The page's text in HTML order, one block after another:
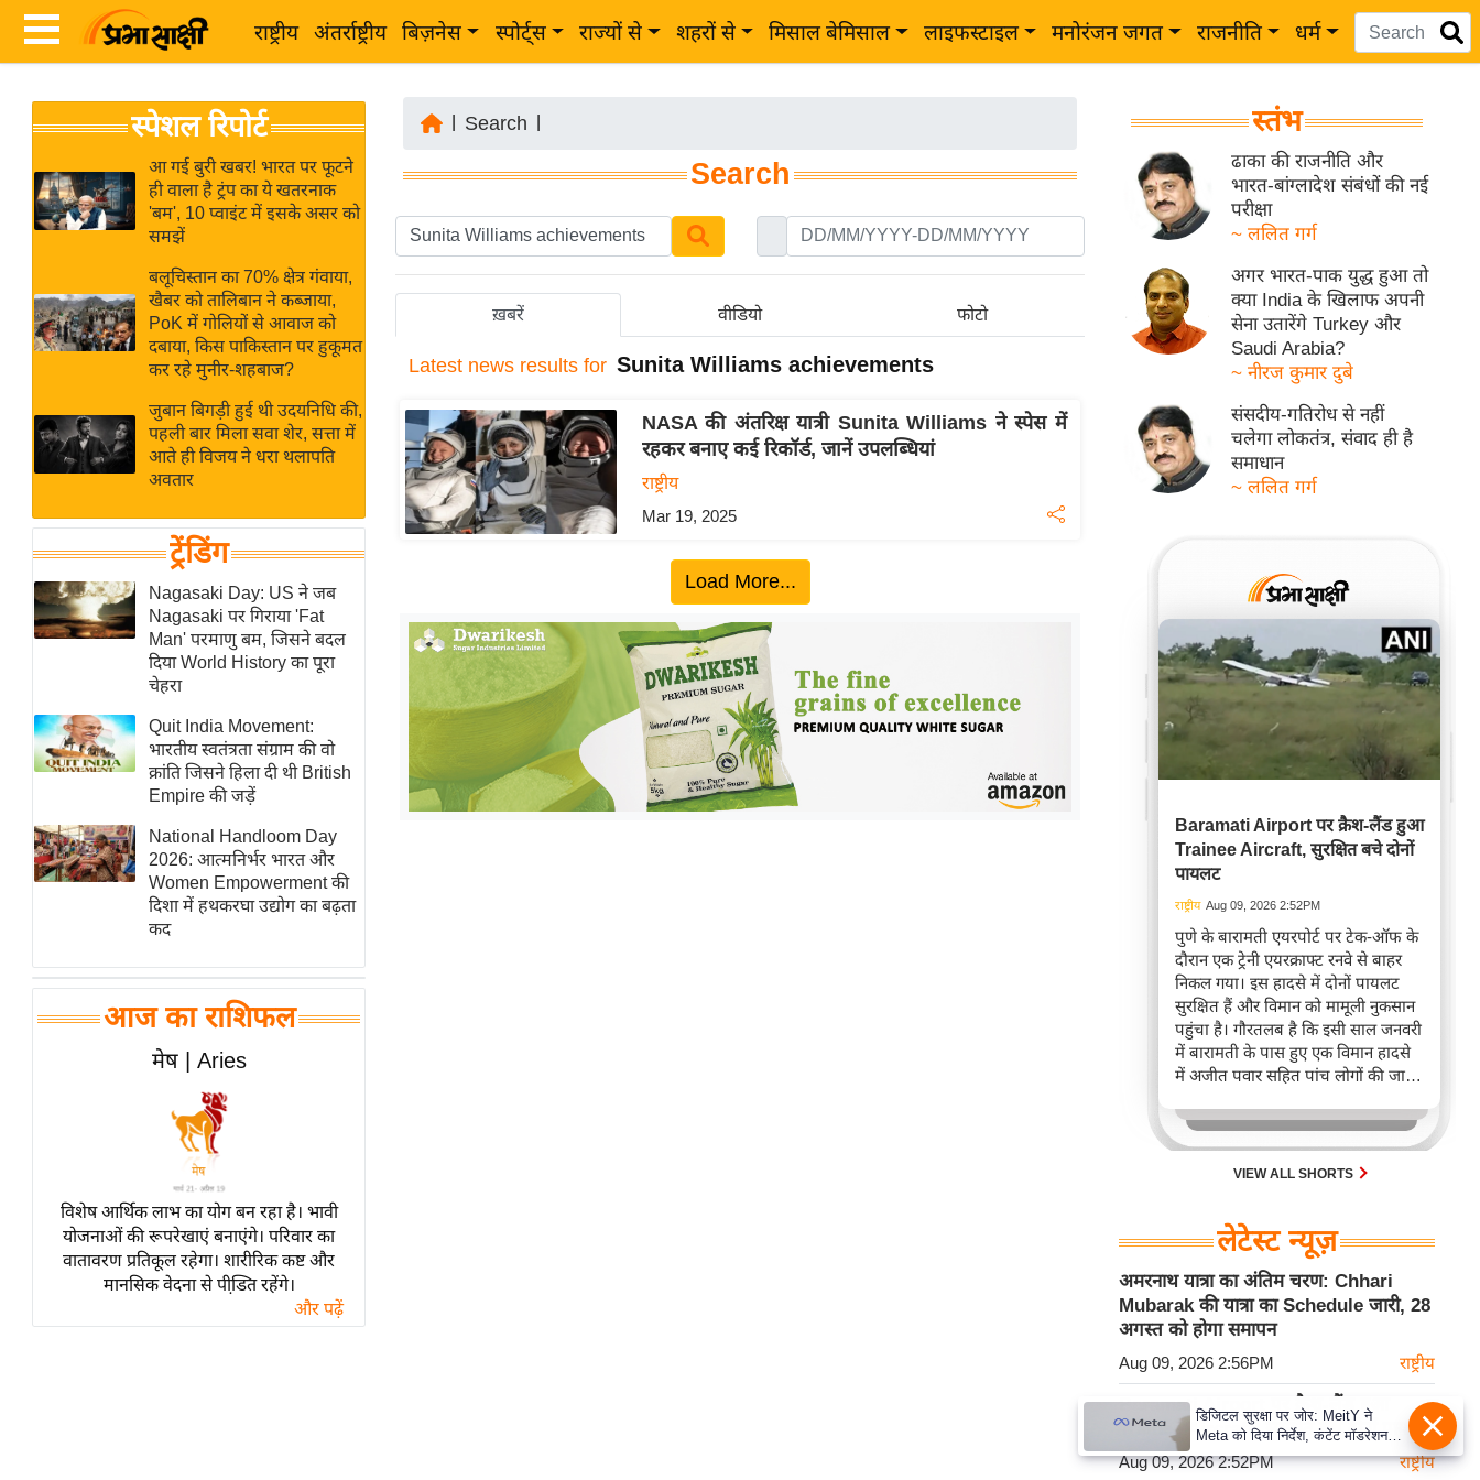
राष्ट्रीय अंतर्राष्ट्रीय बिज़नेस स्पोर्ट्स राज्यों से शहरों से मिसाल बेमिसाल लाइफस्टाइल मनोरंजन जगत राजनीति धर्म
News
Hindi
Live
News in
Hindi
News
Hindi
Videos
ख
ब
र
अंतर्राष्ट्रीय
बिज़नेस
विशेषज्ञ
राय
खेल
क्रिकेट
IPL
2026
मिसाल बेमिसाल
शख्सियत
यंग इंडिया
साहित्य जगत
ऑटो वर्ल्ड
न्यूज ब्रीफ
मनोरंजन जगत
बॉलीवुड
हॉलीवुड
Breaking
लाइफस्टाइल
ब्यूटी/फैशन
घरेलू नुस्खे
पर्यटन स्थल
स्पेशल रिपोर्ट
आ गई बुरी खबर! भारत पर फूटने
ही वाला है ट्रंप का ये खतरनाक
'बम', 10 प्वाइंट में इसके असर को
समझें
बलूचिस्तान का 70% क्षेत्र गंवाया,
खैबर को तालिबान ने कब्जाया,
PoK में गोलियों से आवाज को
दबाया, किस पाकिस्तान पर हुकूमत
कर रहे मुनीर-शहबाज?
जुबान बिगड़ी हुई थी उदयनिधि की,
पहली बार मिला सवा शेर, सत्ता में
आते ही विजय ने धरा थलापति
अवतार
ट्रेंडिंग
Nagasaki Day: US ने जब
Nagasaki पर गिराया 'Fat
Man' परमाणु बम, जिसने बदल
दिया World History का पूरा
चेहरा
Quit India Movement:
भारतीय स्वतंत्रता संग्राम की वो
क्रांति जिसने हिला दी थी British
Empire की जड़ें
National Handloom Day
2026: आत्मनिर्भर भारत और
Women Empowerment की
दिशा में हथकरघा उद्योग का बढ़ता
कद
आज का राशिफल
मेष | Aries
विशेष आर्थिक लाभ का योग बन रहा है। भावी
योजनाओं की रूपरेखाएं बनाएंगे। परिवार का
वातावरण प्रतिकूल रहेगा। शारीरिक कष्ट और
मानसिक वेदना से पीडि़त रहेंगे।
और पढ़ें
Search
Search
ख़बरें वीडियो फोटो
Latest news results for Sunita Williams achievements
NASA की अंतरिक्ष यात्री Sunita Williams ने स्पेस में
रहकर बनाए कई रिकॉर्ड, जानें उपलब्धियां
राष्ट्रीय
Mar 19, 2025
Load More...
स्तंभ
ढाका की राजनीति और
भारत-बांग्लादेश संबंधों की नई
परीक्षा
~ ललित गर्ग
अगर भारत-पाक युद्ध हुआ तो
क्या India के खिलाफ अपनी
सेना उतारेंगे Turkey और
Saudi Arabia?
~ नीरज कुमार दुबे
संसदीय-गतिरोध से नहीं
चलेगा लोकतंत्र, संवाद ही है
समाधान
~ ललित गर्ग
Baramati Airport पर क्रैश-लैंड हुआ
Trainee Aircraft, सुरक्षित बचे दोनों
पायलट
राष्ट्रीय Aug 09, 2026 2:52PM
पुणे के बारामती एयरपोर्ट पर टेक-ऑफ के
दौरान एक ट्रेनी एयरक्राफ्ट रनवे से बाहर
निकल गया। इस हादसे में दोनों पायलट
सुरक्षित हैं और विमान को मामूली नुकसान
पहुंचा है। गौरतलब है कि इसी साल जनवरी
में बारामती के पास हुए एक विमान हादसे
में अजीत पवार सहित पांच लोगों की जान
VIEW ALL SHORTS
लेटेस्ट न्यूज़
अमरनाथ यात्रा का अंतिम चरण: Chhari
Mubarak की यात्रा का Schedule जारी, 28
अगस्त को होगा समापन
Aug 09, 2026 2:56PM राष्ट्रीय
Baramati Airport पर क्रैश-लैंड हुआ
Trainee Aircraft, सुरक्षित बचे दोनों पायलट
Aug 09, 2026 2:52PM राष्ट्रीय
डिजिटल सुरक्षा पर जोर: MeitY ने
Meta को दिया निर्देश, कंटेंट मॉडरेशन
मजबूत करे